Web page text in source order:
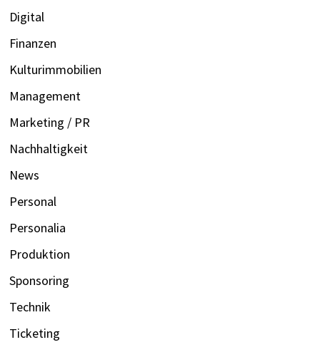
Digital
Finanzen
Kulturimmobilien
Management
Marketing / PR
Nachhaltigkeit
News
Personal
Personalia
Produktion
Sponsoring
Technik
Ticketing